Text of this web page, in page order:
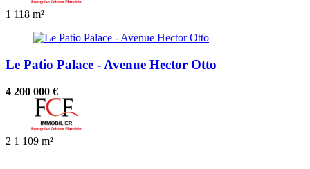
1 118 m²
Le Patio Palace - Avenue Hector Otto
4 200 000 €
2 1 109 m²